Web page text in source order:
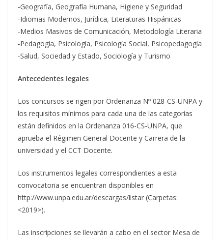
-Geografía, Geografía Humana, Higiene y Seguridad
-Idiomas Modernos, Jurídica, Literaturas Hispánicas
-Medios Masivos de Comunicación, Metodología Literaria
-Pedagogía, Psicología, Psicología Social, Psicopedagogía
-Salud, Sociedad y Estado, Sociología y Turismo
Antecedentes legales
Los concursos se rigen por Ordenanza Nº 028-CS-UNPA y
los requisitos mínimos para cada una de las categorías
están definidos en la Ordenanza 016-CS-UNPA, que
aprueba el Régimen General Docente y Carrera de la
universidad y el CCT Docente.
Los instrumentos legales correspondientes a esta
convocatoria se encuentran disponibles en
http://www.unpa.edu.ar/descargas/listar (Carpetas:
<2019>).
Las inscripciones se llevarán a cabo en el sector Mesa de